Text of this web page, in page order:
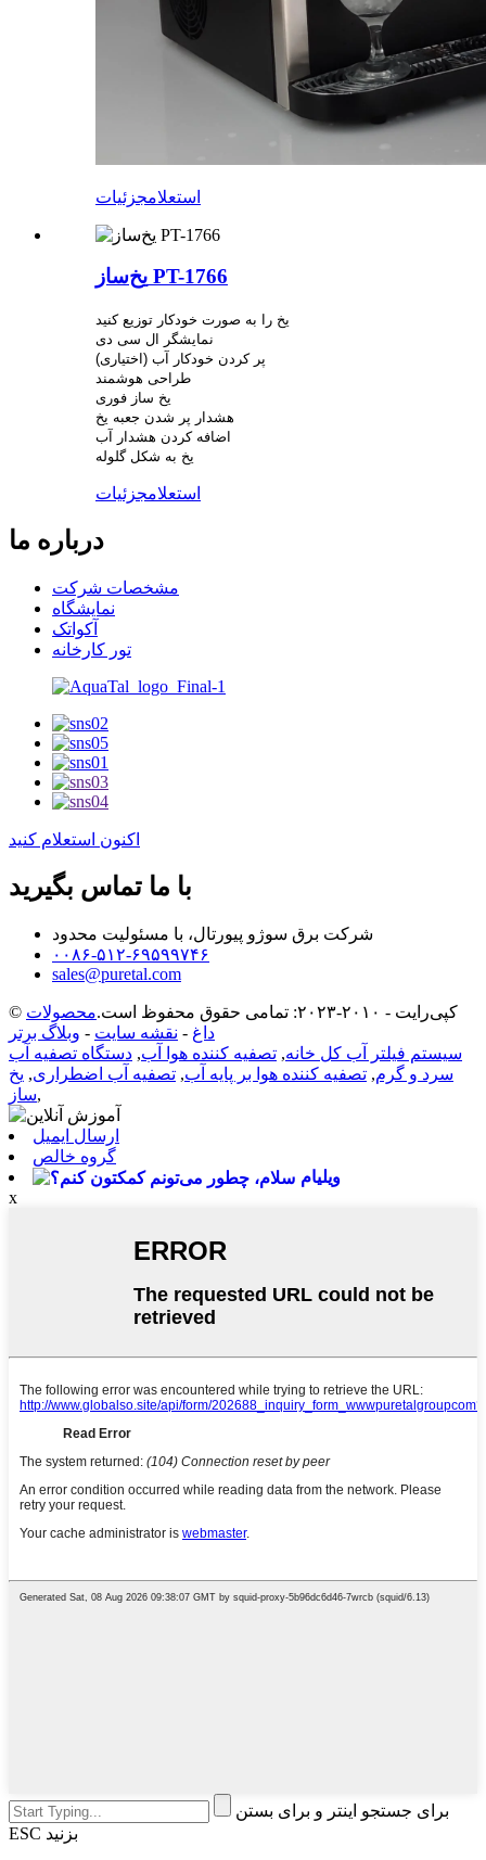
استعلامجزئیات
یخ‌ساز PT-1766
یخ را به صورت خودکار توزیع کنید
نمایشگر ال سی دی
پر کردن خودکار آب (اختیاری)
طراحی هوشمند
یخ ساز فوری
هشدار پر شدن جعبه یخ
اضافه کردن هشدار آب
یخ به شکل گلوله
استعلامجزئیات
درباره ما
مشخصات شرکت
نمایشگاه
آکواتک
تور کارخانه
اکنون استعلام کنید
با ما تماس بگیرید
شرکت برق سوژو پیورتال، با مسئولیت محدود
۰۰۸۶-۵۱۲-۶۹۵۹۹۷۴۶
sales@puretal.com
© کپی‌رایت - ۲۰۱۰-۲۰۲۳: تمامی حقوق محفوظ است.
محصولات
داغ - نقشه سایت - وبلاگ برتر
سیستم فیلتر آب کل خانه, تصفیه کننده هوا آب, دستگاه تصفیه آب
سرد و گرم, تصفیه کننده هوا بر پایه آب, تصفیه آب اضطراری, یخ
ساز,
ارسال ایمیل
گروه خالص
ویلیام
x
برای جستجو اینتر و برای بستن
ESC بزنید